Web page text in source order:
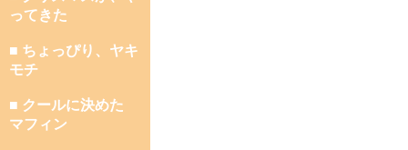
ってきた
■ ちょっぴり、ヤキ
モチ
■ クールに決めた
マフィン